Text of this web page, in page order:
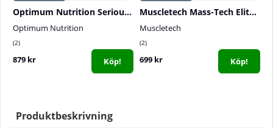
Optimum Nutrition Serious Mass, 5400 g
Optimum Nutrition
2
879 kr Köp!
Muscletech Mass-Tech Elite, 3,18 kg
Muscletech
2
699 kr Köp!
Produktbeskrivning